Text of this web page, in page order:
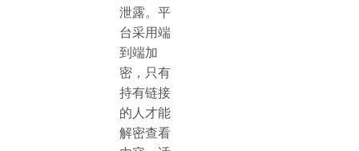
泄露。平
台采用端
到端加
密，只有
持有链接
的人才能
解密查看